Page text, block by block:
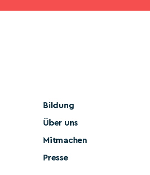
Bildung
Über uns
Mitmachen
Presse